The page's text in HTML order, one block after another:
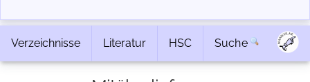
Verzeichnisse Literatur HSC Suche